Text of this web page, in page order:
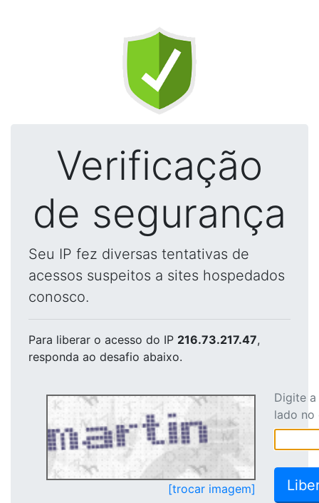
Verificação
de segurança
Seu IP fez diversas tentativas de
acessos suspeitos a sites hospedados
conosco.
Para liberar o acesso do IP 216.73.217.47,
responda ao desafio abaixo.
[trocar imagem]
Digite
lado no